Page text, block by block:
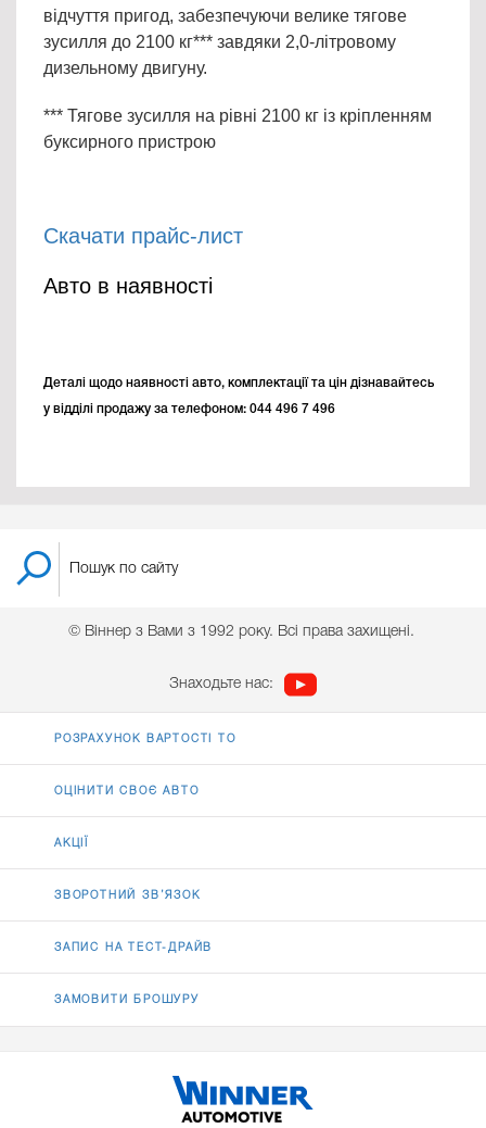
відчуття пригод, забезпечуючи велике тягове
зусилля до 2100 кг*** завдяки 2,0-літровому
дизельному двигуну.
*** Тягове зусилля на рівні 2100 кг із кріпленням
буксирного пристрою
Скачати прайс-лист
Авто в наявності
Деталі щодо наявності авто, комплектації та цін дізнавайтесь
у відділі продажу за телефоном: 044 496 7 496
© Віннер з Вами з 1992 року. Всі права захищені.
Знаходьте нас:
РОЗРАХУНОК ВАРТОСТІ ТО
ОЦІНИТИ СВОЄ АВТО
АКЦІЇ
ЗВОРОТНИЙ ЗВ’ЯЗОК
ЗАПИС НА ТЕСТ-ДРАЙВ
ЗАМОВИТИ БРОШУРУ